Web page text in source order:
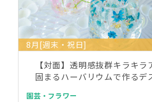
8月[週末・祝日]
【対面】透明感抜群キラキラ
固まるハーバリウムで作る
園芸・フラワー